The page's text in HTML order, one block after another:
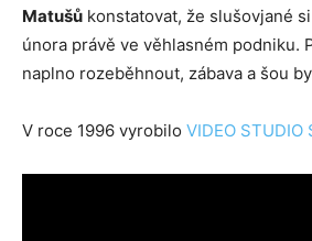
Matušů konstatovat, že slušovjané
února právě ve věhlasném podniku.
naplno rozeběhnout, zábava a šou
V roce 1996 vyrobilo VIDEO STUDIO